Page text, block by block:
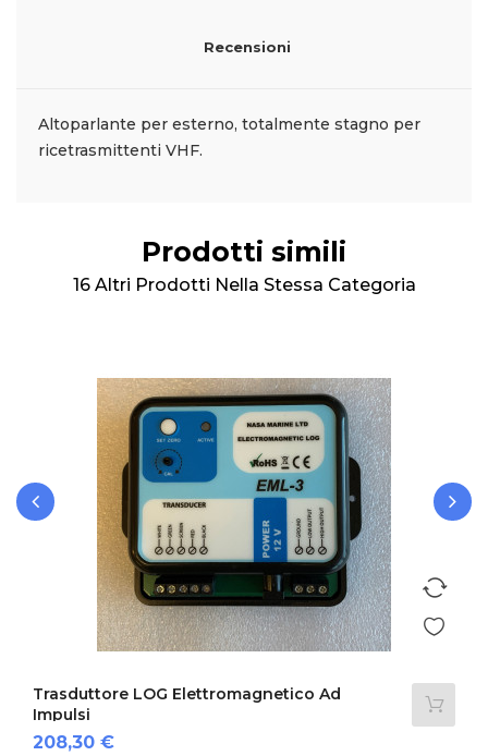
Recensioni
Altoparlante per esterno, totalmente stagno per
ricetrasmittenti VHF.
Prodotti simili
16 Altri Prodotti Nella Stessa Categoria
Trasduttore LOG Elettromagnetico Ad
Impulsi
Prezzo
208,30 €